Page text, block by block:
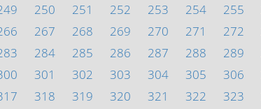
250 251 252 253 254 255
267 268 269 270 271 272
284 285 286 287 288 289
301 302 303 304 305 306
318 319 320 321 322 323